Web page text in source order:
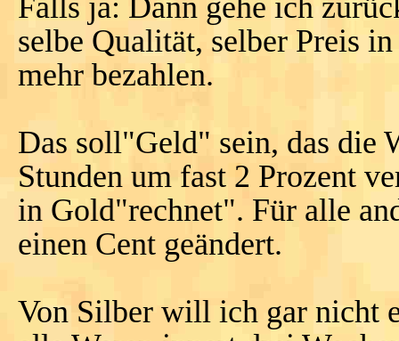
selbe Qualität, selber Preis
mehr bezahlen.
Das soll"Geld" sein, das die
Stunden um fast 2 Prozent
in Gold"rechnet". Für alle
einen Cent geändert.
Von Silber will ich gar nicht